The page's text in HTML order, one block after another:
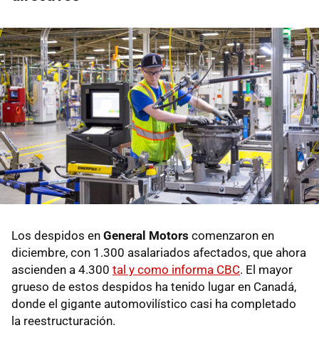
Los despidos en General Motors comenzaron en
diciembre, con 1.300 asalariados afectados, que ahora
ascienden a 4.300 tal y como informa CBC. El mayor
grueso de estos despidos ha tenido lugar en Canadá,
donde el gigante automovilístico casi ha completado
la reestructuración.